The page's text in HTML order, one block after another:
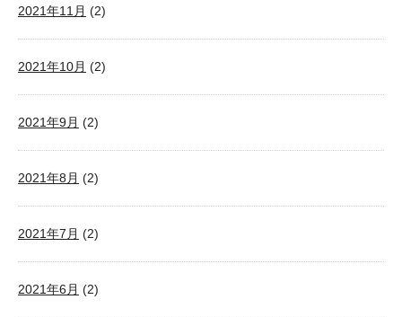
2021年11月 (2)
2021年10月 (2)
2021年9月 (2)
2021年8月 (2)
2021年7月 (2)
2021年6月 (2)